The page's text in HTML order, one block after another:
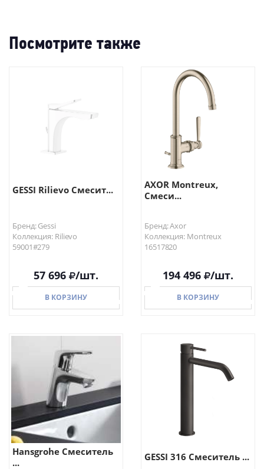
Посмотрите также
GESSI Rilievo Смесит...
Бренд: Gessi
Коллекция: Rilievo
59001#279
57 696 /шт.
В КОРЗИНУ
В КОРЗИНУ
AXOR Montreux,
Смеси...
Бренд: Axor
Коллекция: Montreux
16517820
194 496 /шт.
В КОРЗИНУ
В КОРЗИНУ
Hansgrohe Смеситель
...
GESSI 316 Смеситель ...